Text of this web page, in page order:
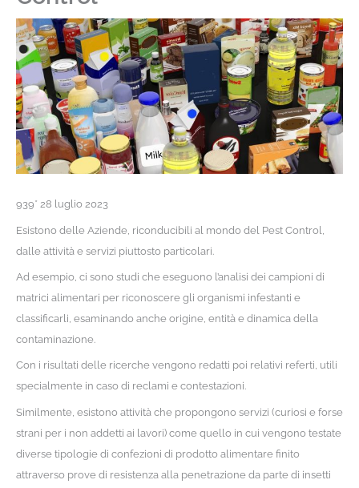
939* 28 luglio 2023
Esistono delle Aziende, riconducibili al mondo del Pest Control,
dalle attività e servizi piuttosto particolari.
Ad esempio, ci sono studi che eseguono l’analisi dei campioni di
matrici alimentari per riconoscere gli organismi infestanti e
classificarli, esaminando anche origine, entità e dinamica della
contaminazione.
Con i risultati delle ricerche vengono redatti poi relativi referti, utili
specialmente in caso di reclami e contestazioni.
Similmente, esistono attività che propongono servizi (curiosi e forse
strani per i non addetti ai lavori) come quello in cui vengono testate
diverse tipologie di confezioni di prodotto alimentare finito
attraverso prove di resistenza alla penetrazione da parte di insetti